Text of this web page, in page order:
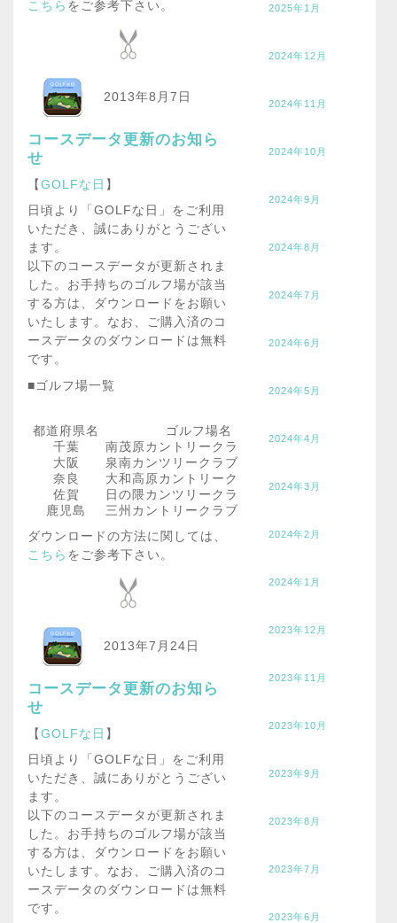
こちら をご参考下さい。
2013年8月7日
コースデータ更新のお知ら
せ
【GOLFな日 】
日頃より「GOLFな日」をご利用
いただき、誠にありがとうござい
ます。
以下のコースデータが更新されま
した。お手持ちのゴルフ場が該当
する方は、ダウンロードをお願い
いたします。なお、ご購入済のコ
ースデータのダウンロードは無料
です。
■ゴルフ場一覧
都道府県名
ゴルフ場名
千葉
南茂原カントリークラブ
大阪
泉南カンツリークラブ
奈良
大和高原カントリークラブ
佐賀
日の隈カンツリークラブ
鹿児島
三州カントリークラブ
ダウンロードの方法に関しては、
こちら をご参考下さい。
2013年7月24日
コースデータ更新のお知ら
せ
【GOLFな日 】
日頃より「GOLFな日」をご利用
いただき、誠にありがとうござい
ます。
以下のコースデータが更新されま
した。お手持ちのゴルフ場が該当
する方は、ダウンロードをお願い
いたします。なお、ご購入済のコ
ースデータのダウンロードは無料
です。
2025年1月
2024年12月
2024年11月
2024年10月
2024年9月
2024年8月
2024年7月
2024年6月
2024年5月
2024年4月
2024年3月
2024年2月
2024年1月
2023年12月
2023年11月
2023年10月
2023年9月
2023年8月
2023年7月
2023年6月